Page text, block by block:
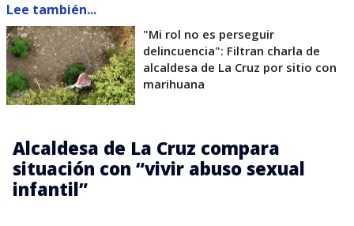
Lee también...
"Mi rol no es perseguir
delincuencia": Filtran charla de
alcaldesa de La Cruz por sitio con
marihuana
Alcaldesa de La Cruz compara
situación con “vivir abuso sexual
infantil”